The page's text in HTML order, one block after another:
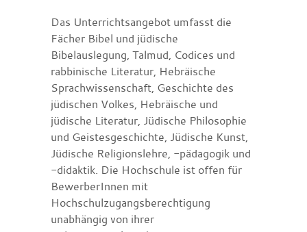
Das Unterrichtsangebot umfasst die
Fächer Bibel und jüdische
Bibelauslegung, Talmud, Codices und
rabbinische Literatur, Hebräische
Sprachwissenschaft, Geschichte des
jüdischen Volkes, Hebräische und
jüdische Literatur, Jüdische Philosophie
und Geistesgeschichte, Jüdische Kunst,
Jüdische Religionslehre, -pädagogik und
-didaktik. Die Hochschule ist offen für
BewerberInnen mit
Hochschulzugangsberechtigung
unabhängig von ihrer